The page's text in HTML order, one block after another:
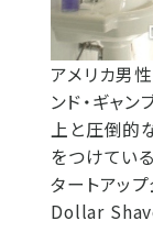
アメリカ男
ンド・ギャ
上と圧倒的
をつけてい
タートアッ
Dollar